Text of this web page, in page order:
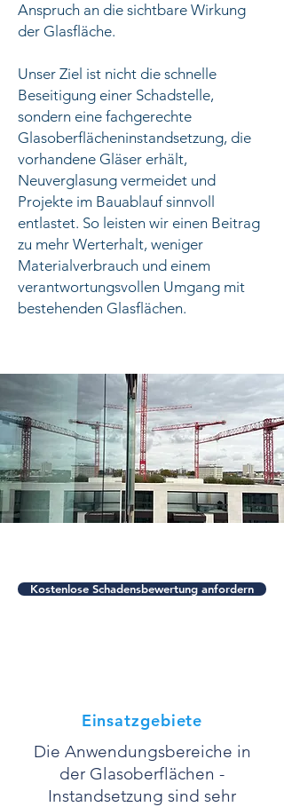
Anspruch an die sichtbare Wirkung
der Glasfläche.
Unser Ziel ist nicht die schnelle
Beseitigung einer Schadstelle,
sondern eine fachgerechte
Glasoberflächeninstandsetzung, die
vorhandene Gläser erhält,
Neuverglasung vermeidet und
Projekte im Bauablauf sinnvoll
entlastet. So leisten wir einen Beitrag
zu mehr Werterhalt, weniger
Materialverbrauch und einem
verantwortungsvollen Umgang mit
bestehenden Glasflächen.
Kostenlose Schadensbewertung anfordern
Einsatzgebiete
Die Anwendungsbereiche in
der Glasoberflächen -
Instandsetzung sind sehr